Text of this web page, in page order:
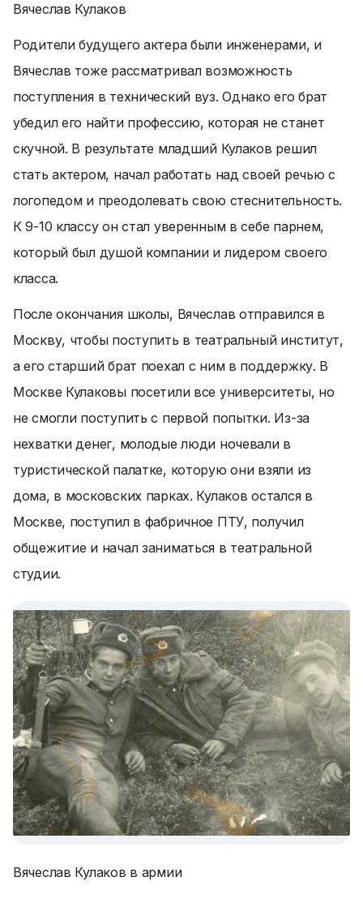
Вячеслав Кулаков
Родители будущего актера были инженерами, и
Вячеслав тоже рассматривал возможность
поступления в технический вуз. Однако его брат
убедил его найти профессию, которая не станет
скучной. В результате младший Кулаков решил
стать актером, начал работать над своей речью с
логопедом и преодолевать свою стеснительность.
К 9-10 классу он стал уверенным в себе парнем,
который был душой компании и лидером своего
класса.
После окончания школы, Вячеслав отправился в
Москву, чтобы поступить в театральный институт,
а его старший брат поехал с ним в поддержку. В
Москве Кулаковы посетили все университеты, но
не смогли поступить с первой попытки. Из-за
нехватки денег, молодые люди ночевали в
туристической палатке, которую они взяли из
дома, в московских парках. Кулаков остался в
Москве, поступил в фабричное ПТУ, получил
общежитие и начал заниматься в театральной
студии.
Вячеслав Кулаков в армии